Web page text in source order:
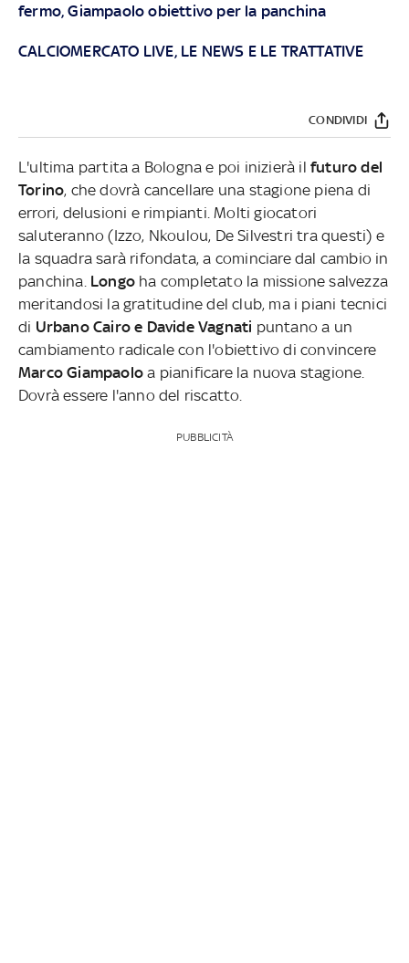
fermo, Giampaolo obiettivo per la panchina
CALCIOMERCATO LIVE, LE NEWS E LE TRATTATIVE
CONDIVIDI
L'ultima partita a Bologna e poi inizierà il futuro del
Torino, che dovrà cancellare una stagione piena di
errori, delusioni e rimpianti. Molti giocatori
saluteranno (Izzo, Nkoulou, De Silvestri tra questi) e
la squadra sarà rifondata, a cominciare dal cambio in
panchina. Longo ha completato la missione salvezza
meritandosi la gratitudine del club, ma i piani tecnici
di Urbano Cairo e Davide Vagnati puntano a un
cambiamento radicale con l'obiettivo di convincere
Marco Giampaolo a pianificare la nuova stagione.
Dovrà essere l'anno del riscatto.
PUBBLICITÀ